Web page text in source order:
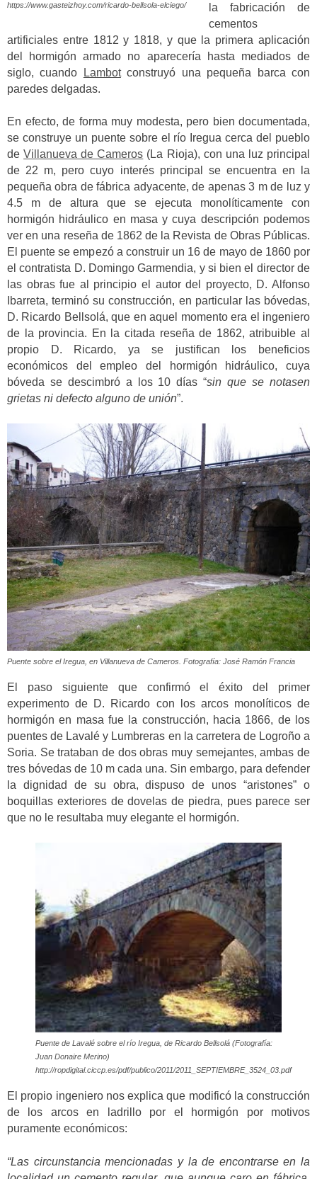
https://www.gasteizhoy.com/ricardo-bellsola-elciego/
la fabricación de
cementos
artificiales entre 1812 y 1818, y que la primera aplicación
del hormigón armado no aparecería hasta mediados de
siglo, cuando
Lambotconstruyó una pequeña barca con
paredes delgadas.
En efecto, de forma muy modesta, pero bien documentada,
se construye un puente sobre el río Iregua cerca del pueblo
deVillanueva de Cameros (La Rioja), con una luz principal
de 22 m, pero cuyo interés principal se encuentra en la
pequeña obra de fábrica adyacente, de apenas 3 m de luz y
4.5 m de altura que se ejecuta monolíticamente con
hormigón hidráulico en masa y cuya descripción podemos
ver en una reseña de 1862 de la Revista de Obras Públicas.
El puente se empezó a construir un 16 de mayo de 1860 por
el contratista D. Domingo Garmendia, y si bien el director de
las obras fue al principio el autor del proyecto, D. Alfonso
Ibarreta, terminó su construcción, en particular las bóvedas,
D. Ricardo Bellsolá, que en aquel momento era el ingeniero
de la provincia. En la citada reseña de 1862, atribuible al
propio D. Ricardo, ya se justifican los beneficios
económicos del empleo del hormigón hidráulico, cuya
bóveda se descimbró a los 10 días “sin que se notasen
grietas ni defecto alguno de unión”.
Puente sobre el Iregua, en Villanueva de Cameros. Fotografía: José Ramón Francia
El paso siguiente que confirmó el éxito del primer
experimento de D. Ricardo con los arcos monolíticos de
hormigón en masa fue la construcción, hacia 1866, de los
puentes de Lavalé y Lumbreras en la carretera de Logroño a
Soria. Se trataban de dos obras muy semejantes, ambas de
tres bóvedas de 10 m cada una. Sin embargo, para defender
la dignidad de su obra, dispuso de unos “aristones” o
boquillas exteriores de dovelas de piedra, pues parece ser
que no le resultaba muy elegante el hormigón.
Puente de Lavalé sobre el río Iregua, de Ricardo Bellsolá (Fotografía:
Juan Donaire Merino)
http://ropdigital.ciccp.es/pdf/publico/2011/2011_SEPTIEMBRE_3524_03.pdf
El propio ingeniero nos explica que modificó la construcción
de los arcos en ladrillo por el hormigón por motivos
puramente económicos:
“Las circunstancia mencionadas y la de encontrarse en la